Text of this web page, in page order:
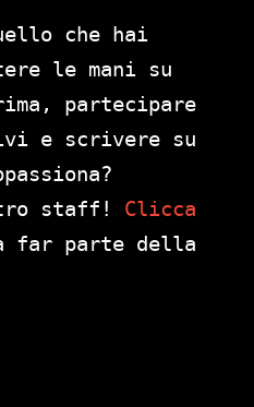
che hai
le mani su
partecipare
e scrivere su
staff! Clicca
far parte della